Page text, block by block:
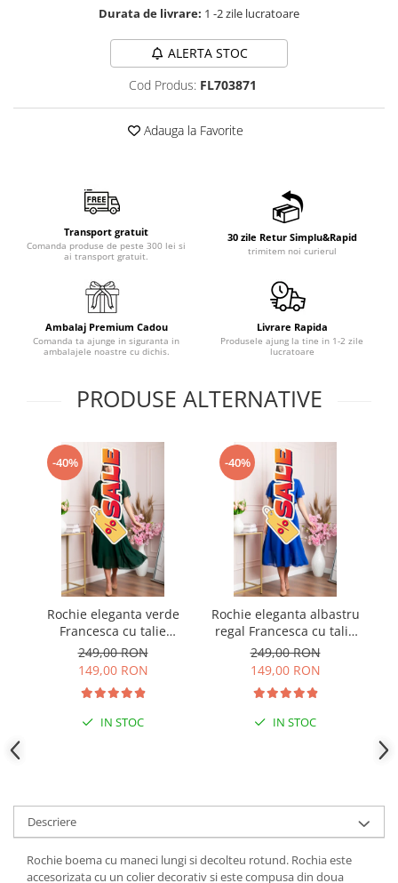
Durata de livrare: 1 -2 zile lucratoare
ALERTA STOC
Cod Produs: FL703871
Adauga la Favorite
Transport gratuit
Comanda produse de peste 300 lei si
ai transport gratuit.
30 zile Retur Simplu&Rapid
trimitem noi curierul
Ambalaj Premium Cadou
Comanda ta ajunge in siguranta in
ambalajele noastre cu dichis.
Livrare Rapida
Produsele ajung la tine in 1-2 zile
lucratoare
PRODUSE ALTERNATIVE
-40%
Rochie eleganta verde
Francesca cu talie
incretita
249,00 RON
149,00 RON
IN STOC
-40%
Rochie eleganta albastru
regal Francesca cu talie
incretita
249,00 RON
149,00 RON
IN STOC
Descriere
Rochie boema cu maneci lungi si decolteu rotund. Rochia este
accesorizata cu un colier decorativ si este compusa din doua